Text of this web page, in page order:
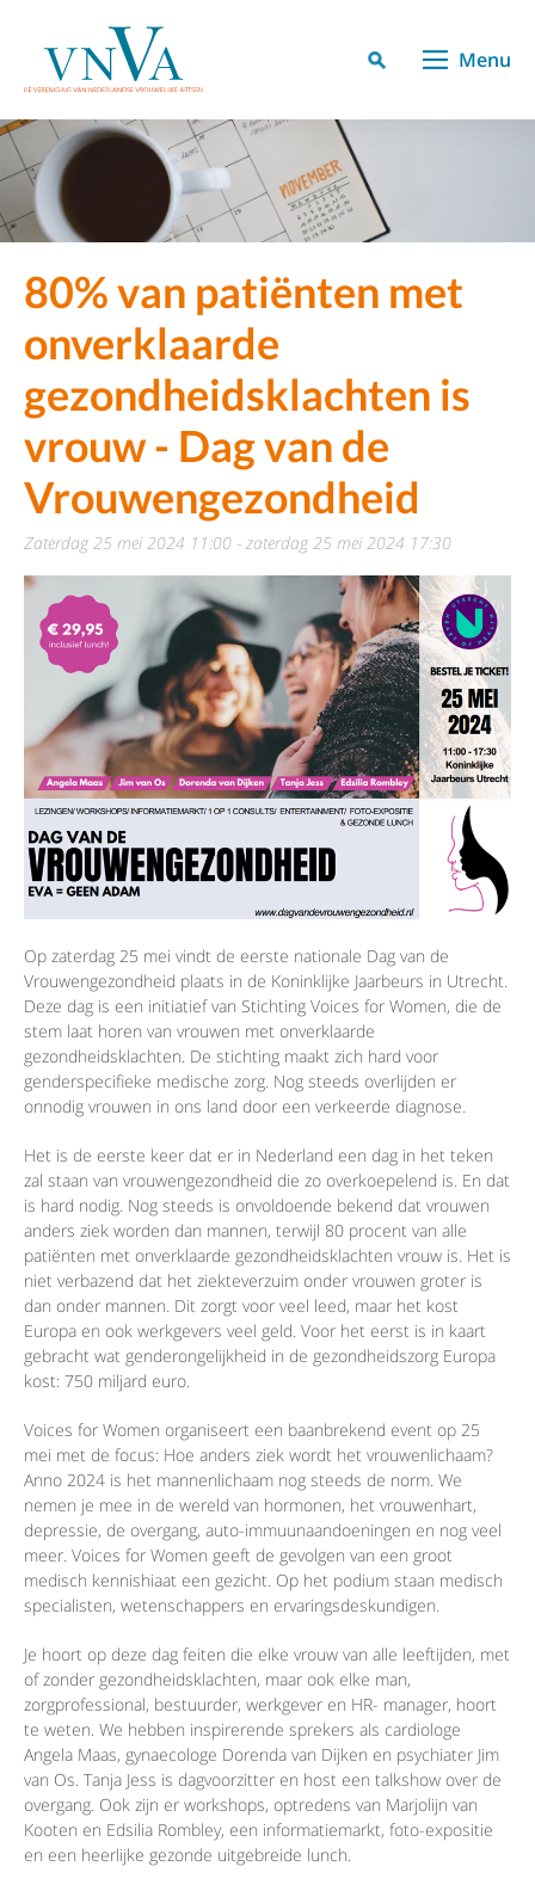
Menu
80% van patiënten met
onverklaarde
gezondheidsklachten is
vrouw - Dag van de
Vrouwengezondheid
zaterdag 25 mei 2024 11:00 - zaterdag 25 mei 2024 17:30
Op zaterdag 25 mei vindt de eerste nationale Dag van de
Vrouwengezondheid plaats in de Koninklijke Jaarbeurs in Utrecht.
Deze dag is een initiatief van Stichting Voices for Women, die de
stem laat horen van vrouwen met onverklaarde
gezondheidsklachten. De stichting maakt zich hard voor
genderspecifieke medische zorg. Nog steeds overlijden er
onnodig vrouwen in ons land door een verkeerde diagnose.
Het is de eerste keer dat er in Nederland een dag in het teken
zal staan van vrouwengezondheid die zo overkoepelend is. En dat
is hard nodig. Nog steeds is onvoldoende bekend dat vrouwen
anders ziek worden dan mannen, terwijl 80 procent van alle
patiënten met onverklaarde gezondheidsklachten vrouw is. Het is
niet verbazend dat het ziekteverzuim onder vrouwen groter is
dan onder mannen. Dit zorgt voor veel leed, maar het kost
Europa en ook werkgevers veel geld. Voor het eerst is in kaart
gebracht wat genderongelijkheid in de gezondheidszorg Europa
kost: 750 miljard euro.
Voices for Women organiseert een baanbrekend event op 25
mei met de focus: Hoe anders ziek wordt het vrouwenlichaam?
Anno 2024 is het mannenlichaam nog steeds de norm. We
nemen je mee in de wereld van hormonen, het vrouwenhart,
depressie, de overgang, auto-immuunaandoeningen en nog veel
meer. Voices for Women geeft de gevolgen van een groot
medisch kennishiaat een gezicht. Op het podium staan medisch
specialisten, wetenschappers en ervaringsdeskundigen.
Je hoort op deze dag feiten die elke vrouw van alle leeftijden, met
of zonder gezondheidsklachten, maar ook elke man,
zorgprofessional, bestuurder, werkgever en HR- manager, hoort
te weten. We hebben inspirerende sprekers als cardiologe
Angela Maas, gynaecologe Dorenda van Dijken en psychiater Jim
van Os. Tanja Jess is dagvoorzitter en host een talkshow over de
overgang. Ook zijn er workshops, optredens van Marjolijn van
Kooten en Edsilia Rombley, een informatiemarkt, foto-expositie
en een heerlijke gezonde uitgebreide lunch.